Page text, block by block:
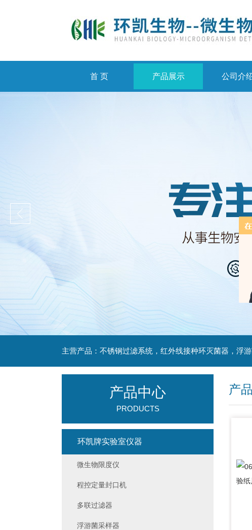
首 页 产品展示 公司介
产
产品中心
PRODUCTS
环凯牌实验室仪器
微生物限度仪
程控定量封口机
多联过滤器
浮游菌采样器